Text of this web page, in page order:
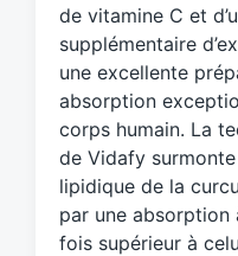
h
de vitamine C et
supplémentaire
une excellente
absorption
corps humain. La
de Vidafy
lipidique de la
par une absorption
fois supérieur à